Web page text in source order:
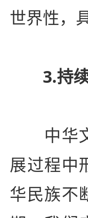
世界性，
3.持
中华文
展过程中
华民族不